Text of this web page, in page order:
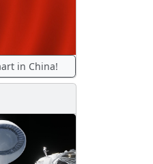
in China!